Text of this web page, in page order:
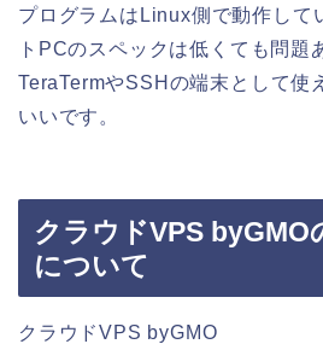
プログラムはLinux側で動作して
トPCのスペックは低くても問題
TeraTermやSSHの端末として使
いいです。
クラウドVPS byGMO
について
クラウドVPS byGMO